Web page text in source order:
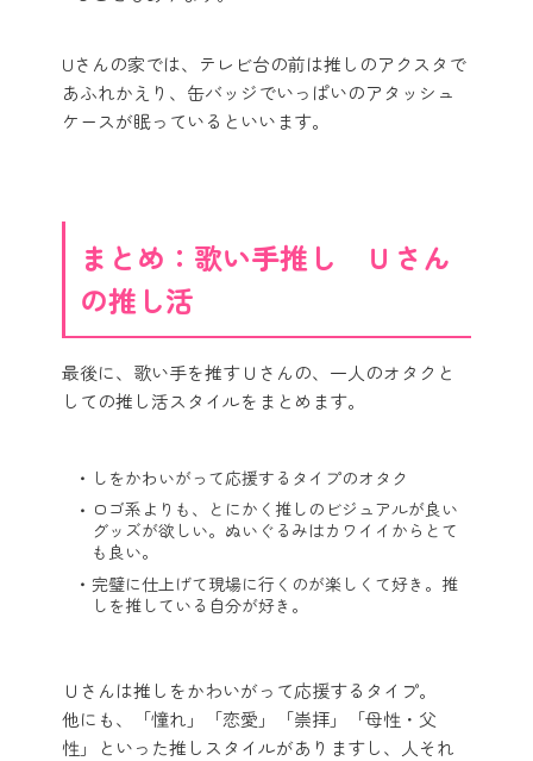
Uさんの家では、テレビ台の前は推しのアクスタで
あふれかえり、缶バッジでいっぱいのアタッシュ
ケースが眠っているといいます。
まとめ：歌い手推し Ｕさん
の推し活
最後に、歌い手を推すＵさんの、一人のオタクと
しての推し活スタイルをまとめます。
しをかわいがって応援するタイプのオタク
ロゴ系よりも、とにかく推しのビジュアルが良い
グッズが欲しい。ぬいぐるみはカワイイからとて
も良い。
完璧に仕上げて現場に行くのが楽しくて好き。推
しを推している自分が好き。
Ｕさんは推しをかわいがって応援するタイプ。
他にも、「憧れ」「恋愛」「崇拝」「母性・父
性」といった推しスタイルがありますし、人それ